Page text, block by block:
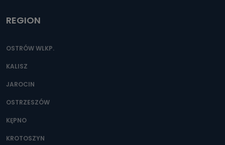
REGION
OSTRÓW WLKP.
KALISZ
JAROCIN
OSTRZESZÓW
KĘPNO
KROTOSZYN